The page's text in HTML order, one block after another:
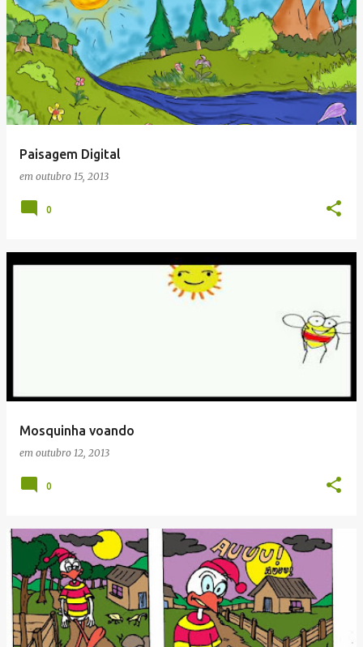
Paisagem Digital
em outubro 15, 2013
0
Mosquinha voando
em outubro 12, 2013
0